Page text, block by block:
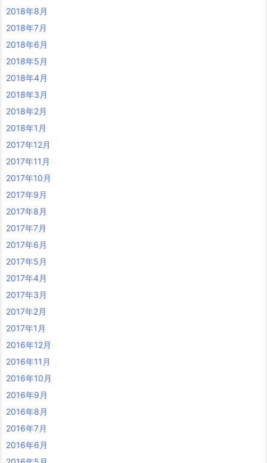
2018年8月
2018年7月
2018年6月
2018年5月
2018年4月
2018年3月
2018年2月
2018年1月
2017年12月
2017年11月
2017年10月
2017年9月
2017年8月
2017年7月
2017年6月
2017年5月
2017年4月
2017年3月
2017年2月
2017年1月
2016年12月
2016年11月
2016年10月
2016年9月
2016年8月
2016年7月
2016年6月